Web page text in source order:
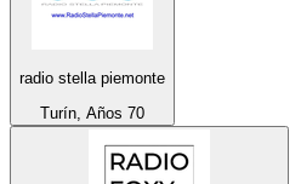
radio stella piemonte
Turín, Años 70